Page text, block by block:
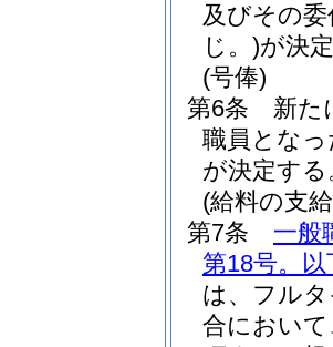
及びその
じ。)が決
(号俸)
第6条
新た
職員とな
が決定する
(給料の支
第7条
一般
第18号。
は、フル
合において